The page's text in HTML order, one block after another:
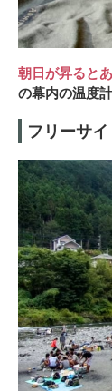
朝日が昇ると
の幕内の温度計
フリーサ